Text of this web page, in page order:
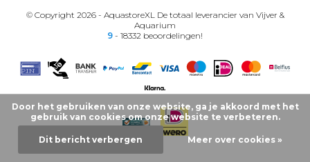
© Copyright 2026 - AquastoreXL De totaal leverancier van Vijver &
Aquarium
9 - 18332 beoordelingen!
Door het gebruiken van onze website, ga je akkoord met het
gebruik van cookies om onze website te verbeteren.
Dit bericht verbergen Meer over cookies »